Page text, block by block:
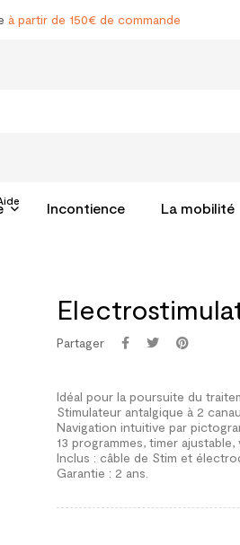
à partir de 150€ de commande
Incontience La mobilité
Partager
Idéal pour la poursuite du
Stimulateur antalgique à 2
Navigation intuitive par
13 programmes, timer
Inclus : câble de Stim et
Garantie : 2 ans.